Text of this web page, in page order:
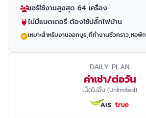
แชร์ใช้งานสูงสุด 64 เครื่อง
ไม่มีแบตเตอรี่ ต้องใช้ปลั๊กไฟบ้าน
เหมาะสำหรับงานออกบูธ,ที่ทำงานชั่วคราว,หอพัก
DAILY PLAN
ค่าเช่า/ต่อวัน
เน็ตไม่อั้น (Unlimited)